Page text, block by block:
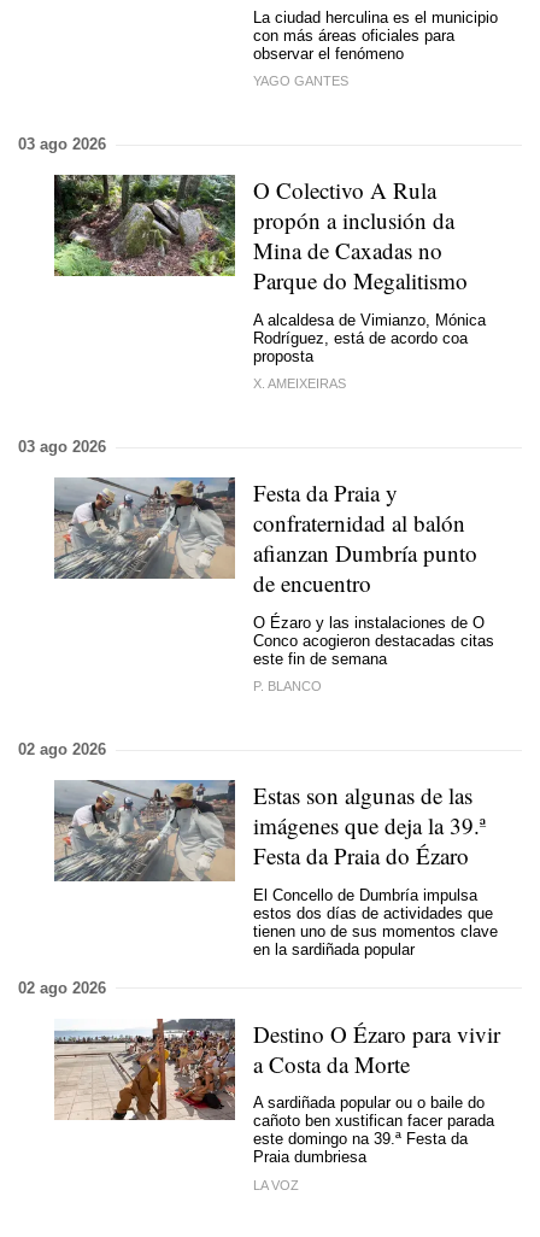
La ciudad herculina es el municipio
con más áreas oficiales para
observar el fenómeno
YAGO GANTES
03 ago 2026
O Colectivo A Rula
propón a inclusión da
Mina de Caxadas no
Parque do Megalitismo
A alcaldesa de Vimianzo, Mónica
Rodríguez, está de acordo coa
proposta
X. AMEIXEIRAS
03 ago 2026
Festa da Praia y
confraternidad al balón
afianzan Dumbría punto
de encuentro
O Ézaro y las instalaciones de O
Conco acogieron destacadas citas
este fin de semana
P. BLANCO
02 ago 2026
Estas son algunas de las
imágenes que deja la 39.ª
Festa da Praia do Ézaro
El Concello de Dumbría impulsa
estos dos días de actividades que
tienen uno de sus momentos clave
en la sardiñada popular
02 ago 2026
Destino O Ézaro para vivir
a Costa da Morte
A sardiñada popular ou o baile do
cañoto ben xustifican facer parada
este domingo na 39.ª Festa da
Praia dumbriesa
LA VOZ